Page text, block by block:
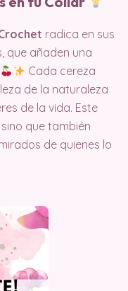
radica en sus
que añaden una
Cada cereza
de la naturaleza
de la vida. Este
que también
de quienes lo